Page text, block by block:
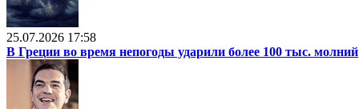
25.07.2026 17:58
В Греции во время непогоды ударили более 100 тыс. молний